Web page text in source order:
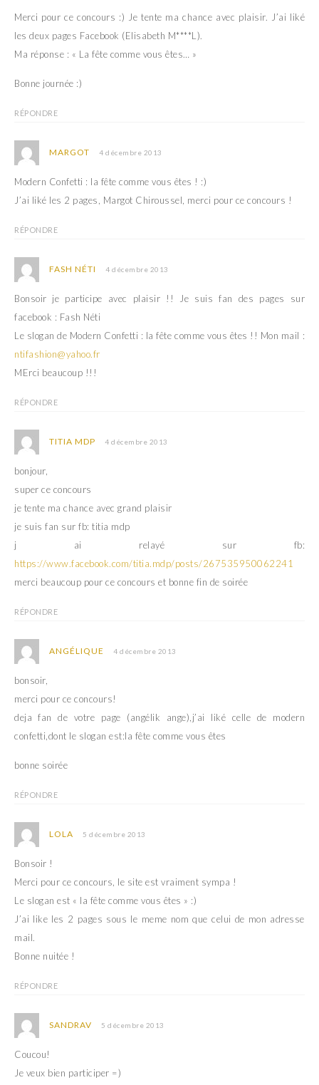
Merci pour ce concours :) Je tente ma chance avec plaisir. J’ai liké
les deux pages Facebook (Elisabeth M****L).
Ma réponse : « La fête comme vous êtes… »
Bonne journée :)
RÉPONDRE
MARGOT 4 décembre 2013
Modern Confetti : la fête comme vous êtes ! :)
J’ai liké les 2 pages, Margot Chiroussel, merci pour ce concours !
RÉPONDRE
FASH NÉTI 4 décembre 2013
Bonsoir je participe avec plaisir !! Je suis fan des pages sur
facebook : Fash Néti
Le slogan de Modern Confetti : la fête comme vous êtes !! Mon mail :
ntifashion@yahoo.fr
MErci beaucoup !!!
RÉPONDRE
TITIA MDP 4 décembre 2013
bonjour,
super ce concours
je tente ma chance avec grand plaisir
je suis fan sur fb: titia mdp
j ai relayé sur fb:
https://www.facebook.com/titia.mdp/posts/267535950062241
merci beaucoup pour ce concours et bonne fin de soirée
RÉPONDRE
ANGÉLIQUE 4 décembre 2013
bonsoir,
merci pour ce concours!
deja fan de votre page (angélik ange),j’ai liké celle de modern
confetti,dont le slogan est:la fête comme vous êtes
bonne soirée
RÉPONDRE
LOLA 5 décembre 2013
Bonsoir !
Merci pour ce concours, le site est vraiment sympa !
Le slogan est « la fête comme vous êtes » :)
J’ai like les 2 pages sous le meme nom que celui de mon adresse
mail.
Bonne nuitée !
RÉPONDRE
SANDRAV 5 décembre 2013
Coucou!
Je veux bien participer =)